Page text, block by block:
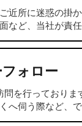
近所に迷惑の掛
など、当社が責
ォロー
を行っておりま
へ伺う際など、